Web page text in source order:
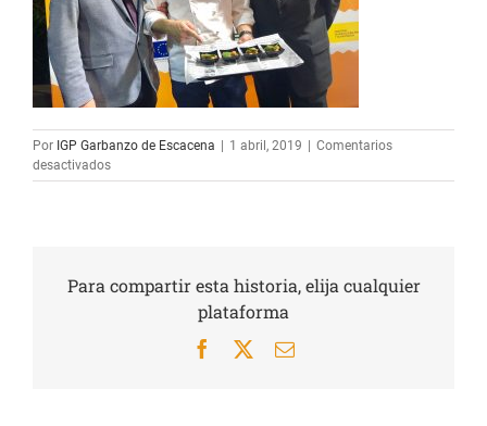
Por IGP Garbanzo de Escacena | 1 abril, 2019 | Comentarios
desactivadosen
IMG_7225
Para compartir esta historia, elija cualquier
plataforma
Facebook Correo